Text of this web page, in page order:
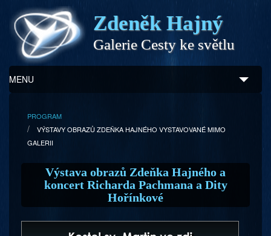
Zdeněk Hajný
Galerie Cesty ke světlu
MENU
Zdeněk Hajný
Ukázky z díla
Galerie
PROGRAM
VÝSTAVY OBRAZŮ ZDEŇKA HAJNÉHO VYSTAVOVANÉ MIMO
GALERII
Výstava obrazů Zdeňka Hajného a
koncert Richarda Pachmana a Dity
Hořínkové